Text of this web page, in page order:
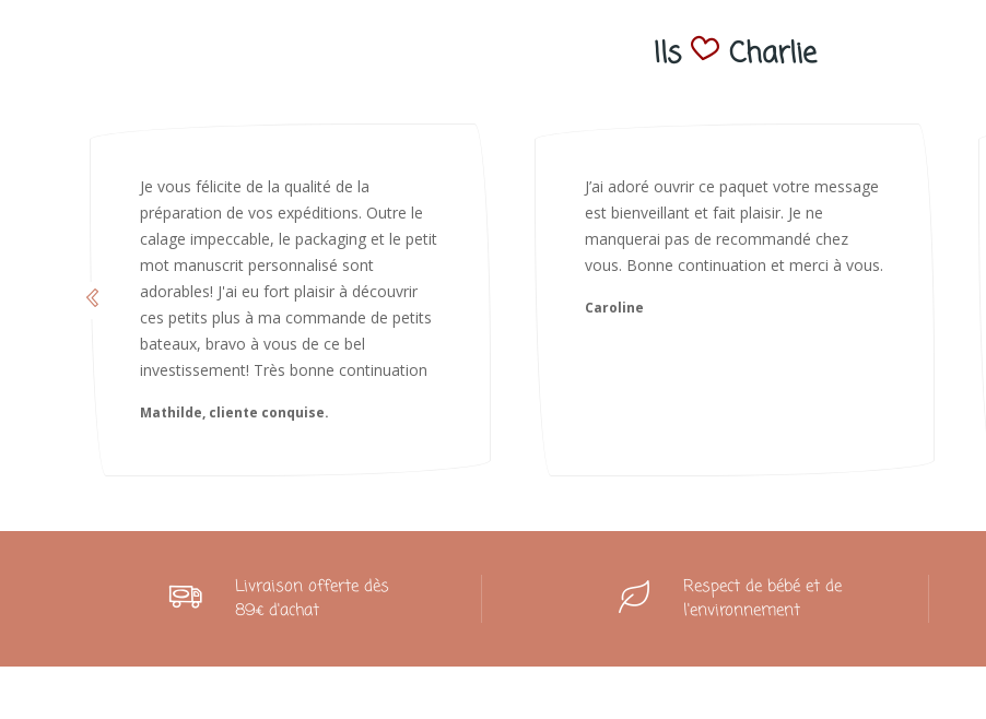
Ils Charlie
J’ai adoré ouvrir ce paquet votre message
est bienveillant et fait plaisir. Je ne
manquerai pas de recommandé chez
vous. Bonne continuation et merci à vous.
Bonjour Nadia Bien reçu le colis auj,
magnifique colis. L'emballage est
magnifique. Très contente des animaux.
Je recommanderai sans hésiter 😍
Camille
Livraison offerte dès
89€ d'achat
Respect de bébé et de
l'environnement